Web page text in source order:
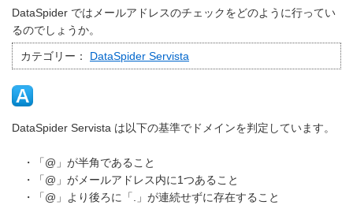
DataSpider ではメールアドレスのチェックをどのように行ってい
るのでしょうか。
カテゴリー： DataSpider Servista
DataSpider Servista は以下の基準でドメインを判定しています。
・「@」が半角であること
・「@」がメールアドレス内に1つあること
・「@」より後ろに「.」が連続せずに存在すること